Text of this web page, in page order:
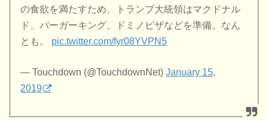
の食欲を満たすため、トランプ大統領はマクドナル
ド、バーガーキング、ドミノピザなどを準備。なん
とも。 pic.twitter.com/fyr08YVPN5
— Touchdown (@TouchdownNet)January 15,
2019